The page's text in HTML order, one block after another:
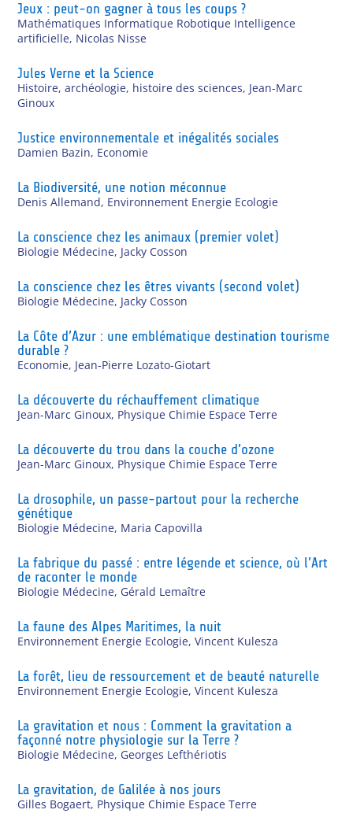
Jeux : peut-on gagner à tous les coups ?
Mathématiques Informatique Robotique Intelligence
artificielle, Nicolas Nisse
Jules Verne et la Science
Histoire, archéologie, histoire des sciences, Jean-Marc
Ginoux
Justice environnementale et inégalités sociales
Damien Bazin, Economie
La Biodiversité, une notion méconnue
Denis Allemand, Environnement Energie Ecologie
La conscience chez les animaux (premier volet)
Biologie Médecine, Jacky Cosson
La conscience chez les êtres vivants (second volet)
Biologie Médecine, Jacky Cosson
La Côte d’Azur : une emblématique destination tourisme
durable ?
Economie, Jean-Pierre Lozato-Giotart
La découverte du réchauffement climatique
Jean-Marc Ginoux, Physique Chimie Espace Terre
La découverte du trou dans la couche d’ozone
Jean-Marc Ginoux, Physique Chimie Espace Terre
La drosophile, un passe-partout pour la recherche
génétique
Biologie Médecine, Maria Capovilla
La fabrique du passé : entre légende et science, où l’Art
de raconter le monde
Biologie Médecine, Gérald Lemaître
La faune des Alpes Maritimes, la nuit
Environnement Energie Ecologie,Vincent Kulesza
La forêt, lieu de ressourcement et de beauté naturelle
Environnement Energie Ecologie,Vincent Kulesza
La gravitation et nous : Comment la gravitation a
façonné notre physiologie sur la Terre ?
Biologie Médecine, Georges Lefthériotis
La gravitation, de Galilée à nos jours
Gilles Bogaert, Physique Chimie Espace Terre